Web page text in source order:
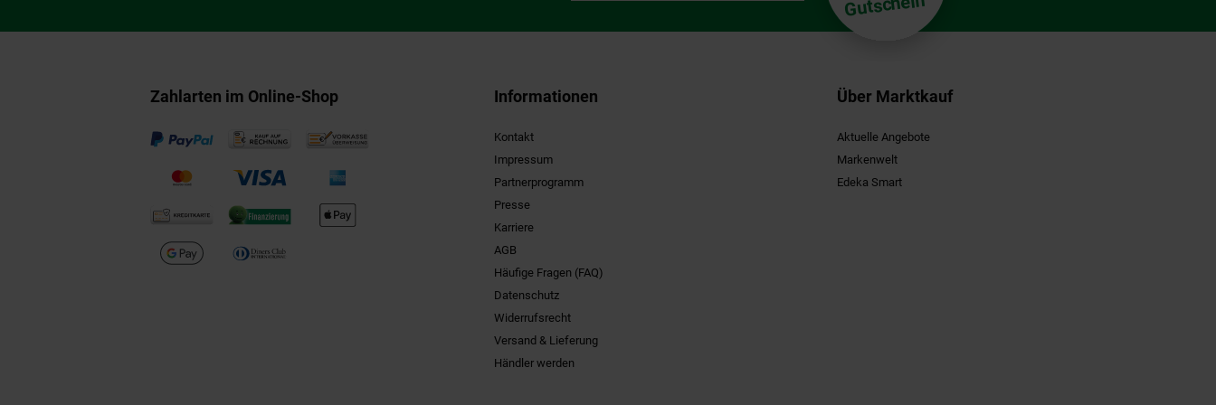
Zahlarten im Online-Shop Informationen
Kontakt
Impressum
Partnerprogramm
Presse
Karriere
AGB
Häufige Fragen (FAQ)
Datenschutz
Widerrufsrecht
Versand & Lieferung
Händler werden
Über Marktkauf
Aktuelle Angebote
Markenwelt
Edeka Smart